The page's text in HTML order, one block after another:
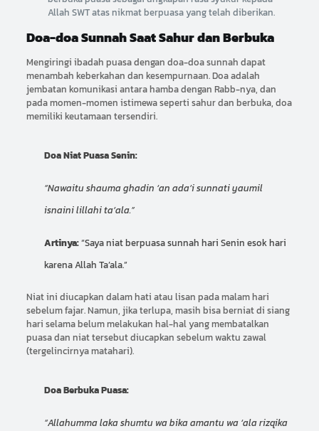
Allah SWT atas nikmat berpuasa yang telah diberikan.
Doa-doa Sunnah Saat Sahur dan Berbuka
Mengiringi ibadah puasa dengan doa-doa sunnah dapat
menambah keberkahan dan kesempurnaan. Doa adalah
jembatan komunikasi antara hamba dengan Rabb-nya, dan
pada momen-momen istimewa seperti sahur dan berbuka, doa
memiliki keutamaan tersendiri.
Doa Niat Puasa Senin:
“Nawaitu shauma ghadin ‘an ada’i sunnati yaumil
isnaini lillahi ta’ala.”
Artinya:“Saya niat berpuasa sunnah hari Senin esok hari
karena Allah Ta’ala.”
Niat ini diucapkan dalam hati atau lisan pada malam hari
sebelum fajar. Namun, jika terlupa, masih bisa berniat di siang
hari selama belum melakukan hal-hal yang membatalkan
puasa dan niat tersebut diucapkan sebelum waktu zawal
(tergelincirnya matahari).
Doa Berbuka Puasa:
“Allahumma laka shumtu wa bika amantu wa ‘ala rizqika